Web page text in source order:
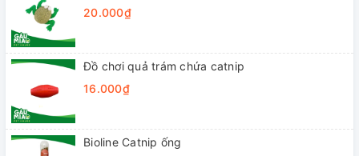
20.000₫
Đồ chơi quả trám chứa catnip
16.000₫
Bioline Catnip ống